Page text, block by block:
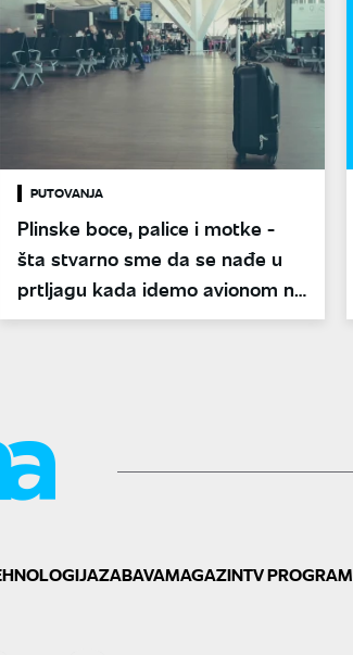
PUTOVANJA
Plinske boce, palice i motke -
šta stvarno sme da se nađe u
prtljagu kada idemo avionom na
put?
ZABAVAMAGAZINTV PROGRAM